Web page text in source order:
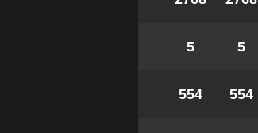
5
5
554
554